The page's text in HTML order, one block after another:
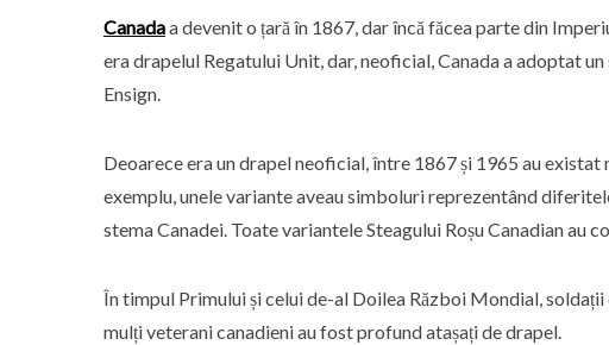
Canadaa devenit o țară în 1867, dar încă făcea parte din
era drapelul Regatului Unit, dar, neoficial, Canada a adoptat
Ensign.
Deoarece era un drapel neoficial, între 1867 și 1965 au existat
exemplu, unele variante aveau simboluri reprezentând
stema Canadei. Toate variantele Steagului Roșu Canadian au
În timpul Primului și celui de-al Doilea Război Mondial,
mulți veterani canadieni au fost profund atașați de drapel.